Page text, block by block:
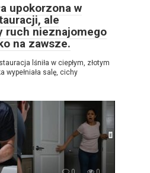
upokorzona w
ale
ruch nieznajomego
na zawsze.
lśniła w ciepłym, złotym
wypełniała salę, cichy